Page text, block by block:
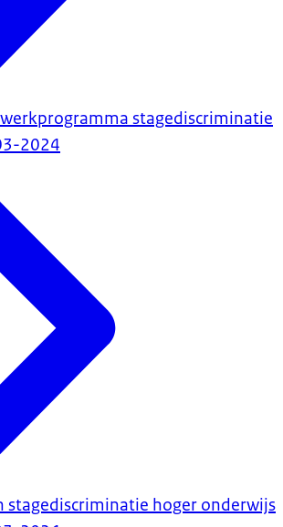
stagediscriminatie
2024
stagediscriminatie hoger onderwijs